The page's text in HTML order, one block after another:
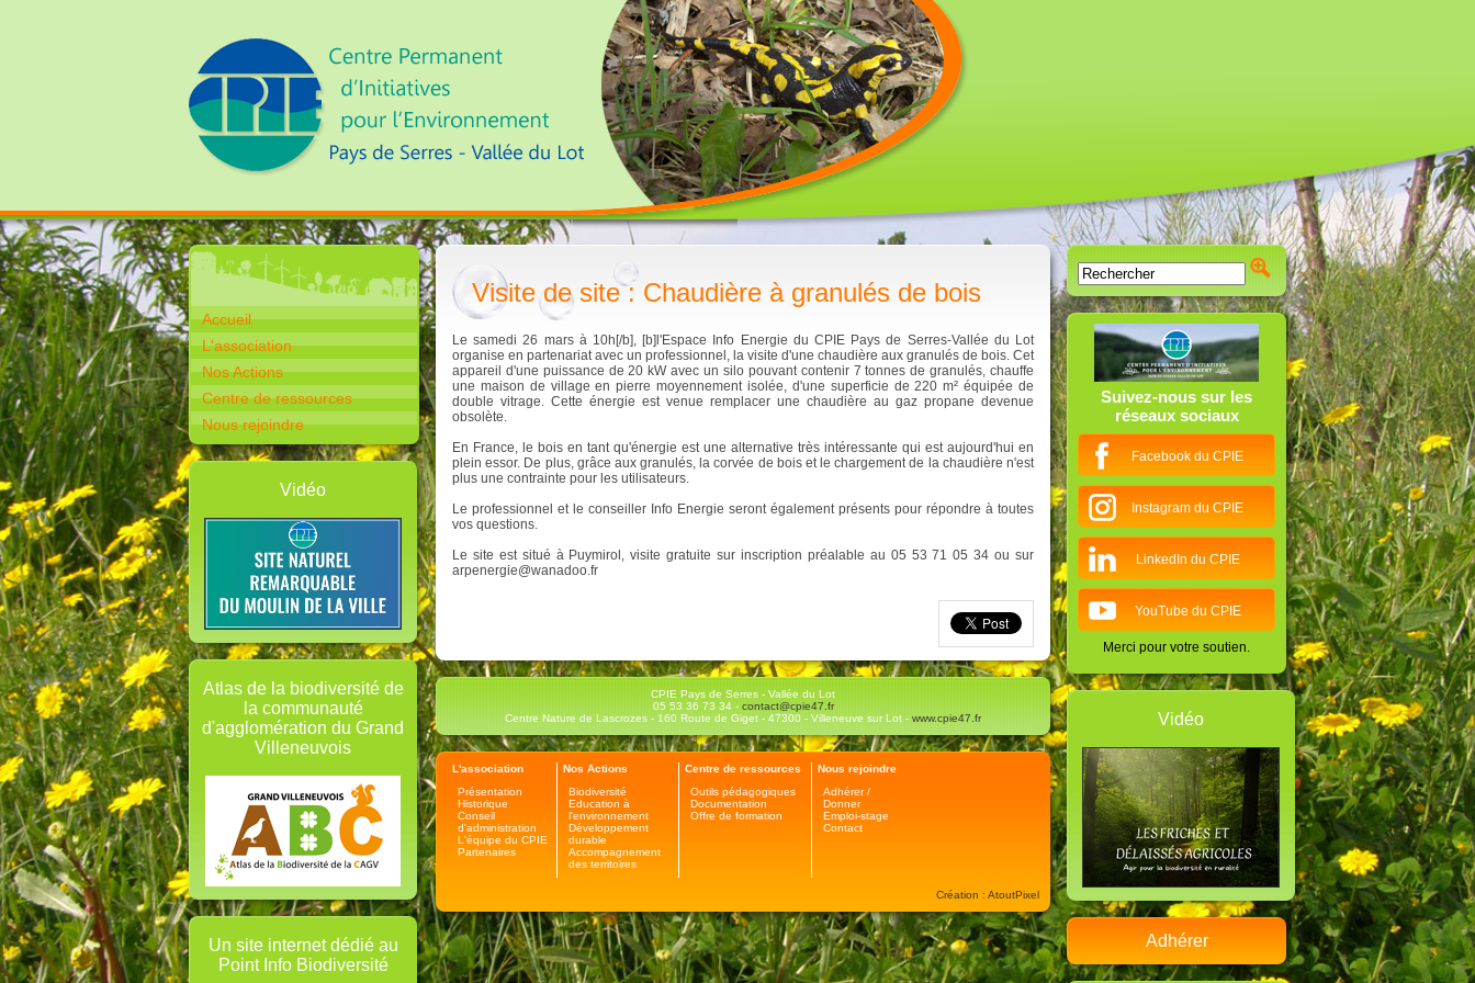
Accueil
L'association
Nos Actions
Centre de ressources
Nous rejoindre
Vidéo
Atlas de la biodiversité de
la communauté
d'agglomération du Grand
Villeneuvois
Un site internet dédié au
Point Info Biodiversité
Visite de site : Chaudière à granulés de bois
Le samedi 26 mars à 10h[/b], [b]l'Espace Info Energie du CPIE Pays de Serres-Vallée du Lot
organise en partenariat avec un professionnel, la visite d'une chaudière aux granulés de bois. Cet
appareil d'une puissance de 20 kW avec un silo pouvant contenir 7 tonnes de granulés, chauffe
une maison de village en pierre moyennement isolée, d'une superficie de 220 m² équipée de
double vitrage. Cette énergie est venue remplacer une chaudière au gaz propane devenue
obsolète.
En France, le bois en tant qu'énergie est une alternative très intéressante qui est aujourd'hui en
plein essor. De plus, grâce aux granulés, la corvée de bois et le chargement de la chaudière n'est
plus une contrainte pour les utilisateurs.
Le professionnel et le conseiller Info Energie seront également présents pour répondre à toutes
vos questions.
Le site est situé à Puymirol, visite gratuite sur inscription préalable au 05 53 71 05 34 ou sur
arpenergie@wanadoo.fr
CPIE Pays de Serres - Vallée du Lot
05 53 36 73 34 - contact@cpie47.fr
Centre Nature de Lascrozes - 160 Route de Giget - 47300 - Villeneuve sur Lot - www.cpie47.fr
L'association
Présentation
Historique
Conseil
d'administration
L'équipe du CPIE
Partenaires
Nos Actions
Biodiversité
Education à
l'environnement
Développement
durable
Accompagnement
des territoires
Centre de ressources
Outils pédagogiques
Documentation
Offre de formation
Nous rejoindre
Adhérer /
Donner
Emploi-stage
Contact
Création : AtoutPixel
Suivez-nous sur les
réseaux sociaux
Facebook du CPIE
Instagram du CPIE
LinkedIn du CPIE
YouTube du CPIE
Merci pour votre soutien.
Vidéo
Adhérer